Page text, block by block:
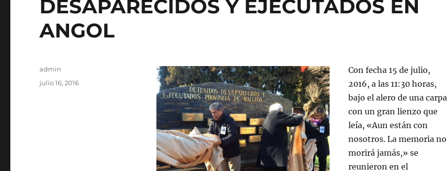
DESAPARECIDOS Y EJECUTADOS EN
ANGOL
Con fecha 15 de julio,
2016, a las 11:30 horas,
bajo el alero de una carpa
con un gran lienzo que
leía, «Aun están con
nosotros. La memoria no
morirá jamás,» se
reunieron en el
Autor
admin
Publicado
julio 16, 2016